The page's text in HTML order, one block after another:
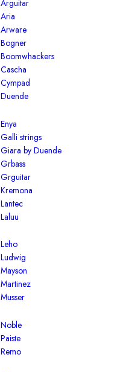
Arguitar
Aria
Arware
Bogner
Boomwhackers
Cascha
Cympad
Duende
Enya
Galli strings
Giara by Duende
Grbass
Grguitar
Kremona
Lantec
Laluu
Leho
Ludwig
Mayson
Martinez
Musser
Noble
Paiste
Remo